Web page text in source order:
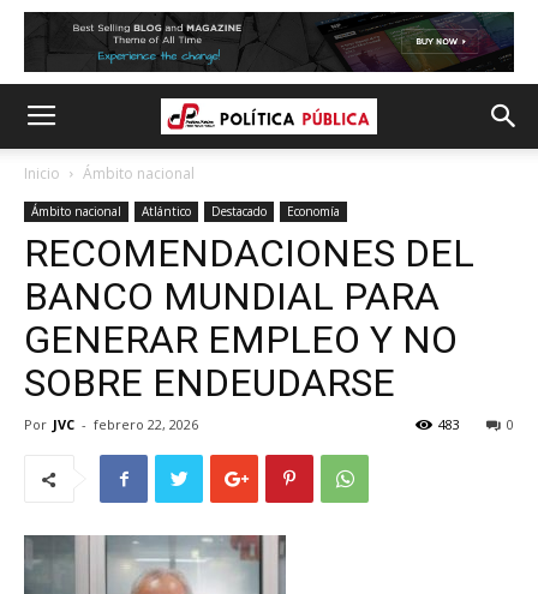
Inicio Ámbito nacional
Ámbito nacional Atlántico Destacado Economía
RECOMENDACIONES DEL
BANCO MUNDIAL PARA
GENERAR EMPLEO Y NO
SOBRE ENDEUDARSE
Por JVC - febrero 22, 2026 0
483